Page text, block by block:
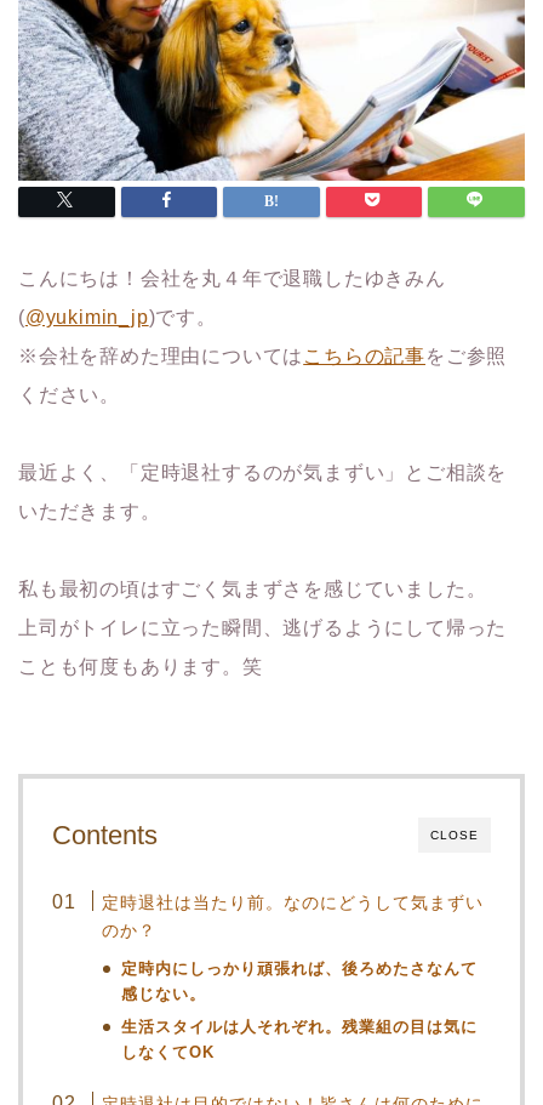
こんにちは！会社を丸４年で退職したゆきみん
(@yukimin_jp)です。
※会社を辞めた理由については こちらの記事をご参照
ください。
最近よく、「定時退社するのが気まずい」とご相談を
いただきます。
私も最初の頃はすごく気まずさを感じていました。
上司がトイレに立った瞬間、逃げるようにして帰った
ことも何度もあります。笑
CLOSE
Contents
定時退社は当たり前。なのにどうして気まずい
のか？
定時内にしっかり頑張れば、後ろめたさなんて
感じない。
生活スタイルは人それぞれ。残業組の目は気に
しなくてOK